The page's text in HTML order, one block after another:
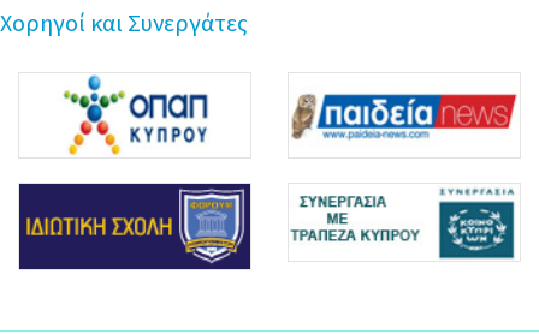
Χορηγοί και Συνεργάτες